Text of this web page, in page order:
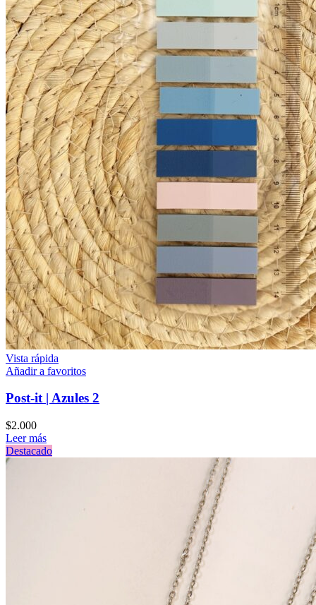
Vista rápida
Añadir a favoritos
Post-it | Azules 2
$2.000
Leer más
Destacado